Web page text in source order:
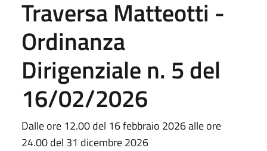
Traversa Matteotti -
Ordinanza
Dirigenziale n. 5 del
16/02/2026
Dalle ore 12.00 del 16 febbraio 2026 alle ore
24.00 del 31 dicembre 2026